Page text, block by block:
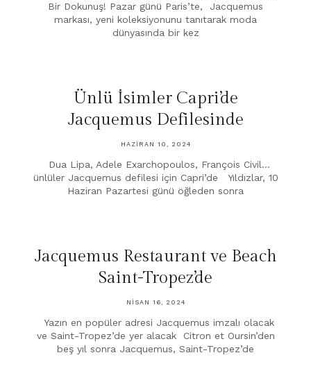
Bir Dokunuş! Pazar günü Paris’te, Jacquemus
markası, yeni koleksiyonunu tanıtarak moda
dünyasında bir kez
Ünlü İsimler Capri’de
Jacquemus Defilesinde
HAZIRAN 10, 2024
Dua Lipa, Adele Exarchopoulos, François Civil…
ünlüler Jacquemus defilesi için Capri’de Yıldızlar, 10
Haziran Pazartesi günü öğleden sonra
Jacquemus Restaurant ve Beach
Saint-Tropez’de
NISAN 16, 2024
Yazın en popüler adresi Jacquemus imzalı olacak
ve Saint-Tropez’de yer alacak Citron et Oursin’den
beş yıl sonra Jacquemus, Saint-Tropez’de